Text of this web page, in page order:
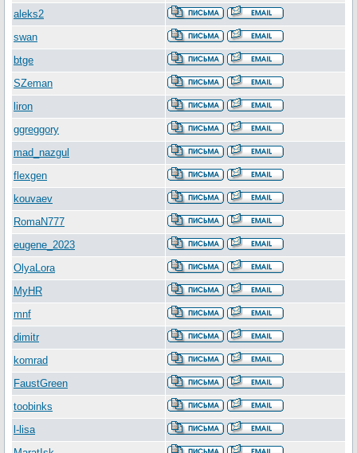
aleks2
swan
btge
SZeman
liron
ggreggory
mad_nazgul
flexgen
kouvaev
RomaN777
eugene_2023
OlyaLora
MyHR
mnf
dimitr
komrad
FaustGreen
toobinks
l-lisa